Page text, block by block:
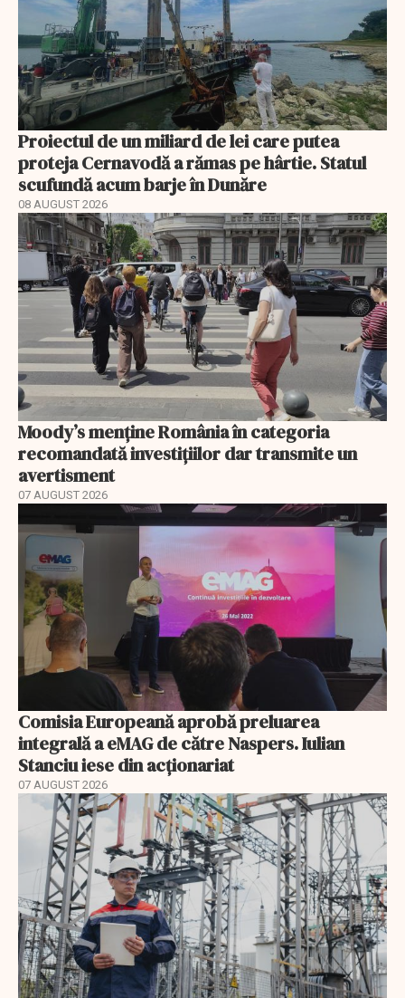
Proiectul de un miliard de lei care putea
proteja Cernavodă a rămas pe hârtie. Statul
scufundă acum barje în Dunăre
08 AUGUST 2026
Moody’s menține România în categoria
recomandată investițiilor dar transmite un
avertisment
07 AUGUST 2026
Comisia Europeană aprobă preluarea
integrală a eMAG de către Naspers. Iulian
Stanciu iese din acționariat
07 AUGUST 2026